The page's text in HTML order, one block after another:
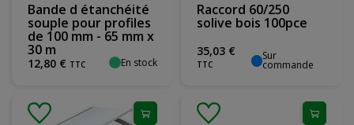
Bande d étanchéité
souple pour profiles
de 100 mm - 65 mm x
30 m
12,80 € TTC En stock
Raccord 60/250
solive bois 100pce
35,03 €
TTC
Sur
commande